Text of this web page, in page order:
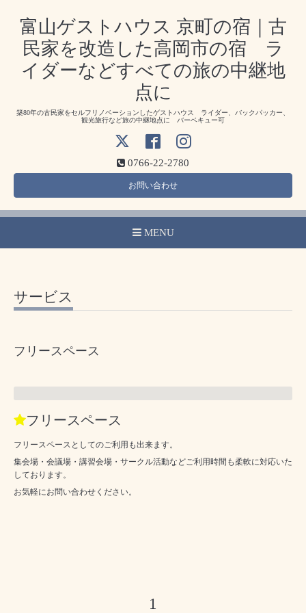
富山ゲストハウス 京町の宿｜古
民家を改造した高岡市の宿 ラ
イダーなどすべての旅の中継地
点に
築80年の古民家をセルフリノベーションしたゲストハウス ライダー、バックパッカー、
観光旅行など旅の中継地点に バーベキュー可
0766-22-2780
お問い合わせ
MENU
サービス
フリースペース
フリースペース
フリースペースとしてのご利用も出来ます。
集会場・会議場・講習会場・サークル活動などご利用時間も柔軟に対応いた
しております。
お気軽にお問い合わせください。
1